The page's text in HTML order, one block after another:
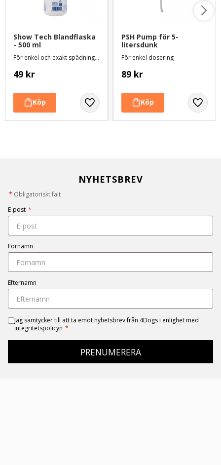
Show Tech Blandflaska
- 500 ml
För enkel och exakt spädning av schampo, balsam mm.
49 kr
PSH Pump för 5-
litersdunk
För enkel dosering
89 kr
NYHETSBREV
* Obligatoriskt fält
E-post *
Förnamn
Efternamn
Jag samtycker till att ta emot nyhetsbrev från 4Dogs i enlighet med
integritetspolicyn *
PRENUMERERA